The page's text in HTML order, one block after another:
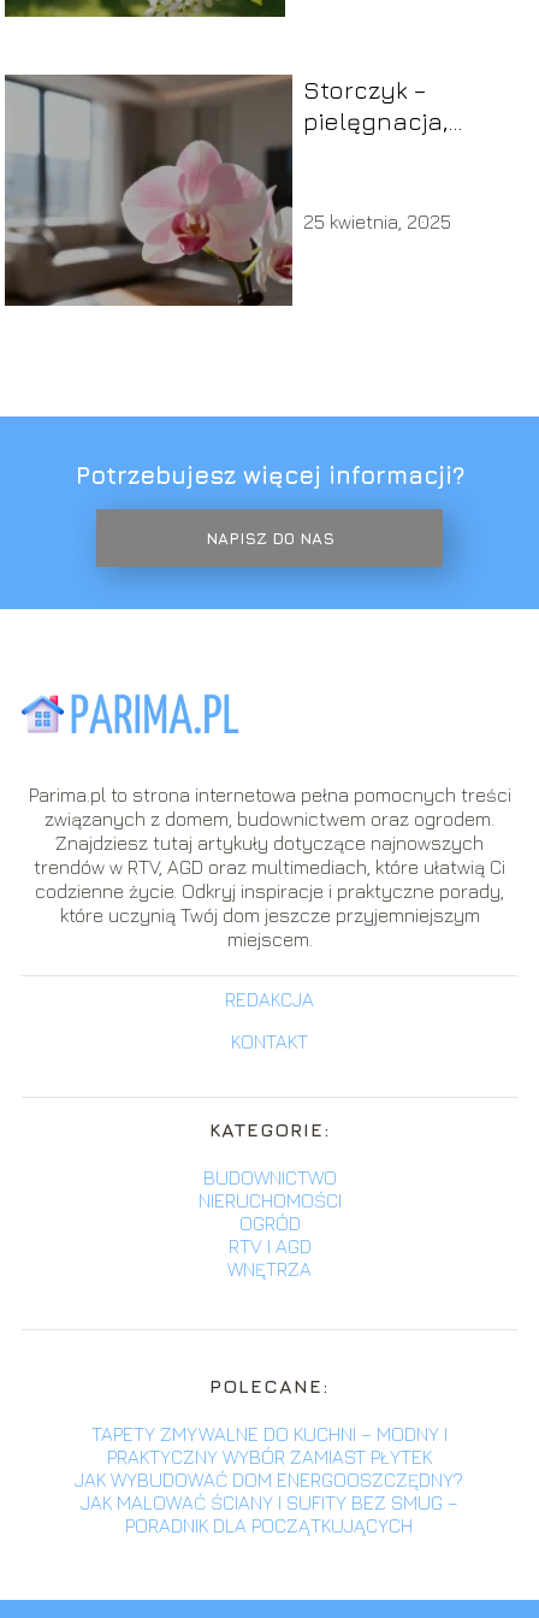
Storczyk –
pielęgnacja,
25 kwietnia, 2025
Potrzebujesz więcej informacji?
NAPISZ DO NAS
Parima.pl to strona internetowa pełna pomocnych treści
związanych z domem, budownictwem oraz ogrodem.
Znajdziesz tutaj artykuły dotyczące najnowszych
trendów w RTV, AGD oraz multimediach, które ułatwią Ci
codzienne życie. Odkryj inspiracje i praktyczne porady,
które uczynią Twój dom jeszcze przyjemniejszym
miejscem.
REDAKCJA
KONTAKT
KATEGORIE:
BUDOWNICTWO
NIERUCHOMOŚCI
OGRÓD
RTV I AGD
WNĘTRZA
POLECANE:
TAPETY ZMYWALNE DO KUCHNI – MODNY I
PRAKTYCZNY WYBÓR ZAMIAST PŁYTEK
JAK WYBUDOWAĆ DOM ENERGOOSZCZĘDNY?
JAK MALOWAĆ ŚCIANY I SUFITY BEZ SMUG –
PORADNIK DLA POCZĄTKUJĄCYCH